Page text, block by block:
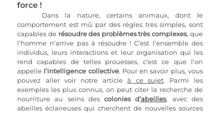
force !
Dans la nature, certains animaux, dont le
comportement est mû par des règles très simples, sont
capables de résoudre des problèmes très complexes, que
l’homme n’arrive pas à résoudre ! C’est l’ensemble des
individus, leurs interactions et leur organisation qui les
rend capables de telles prouesses, c’est ce que l’on
appelle l’intelligence collective. Pour en savoir plus, vous
pouvez aller voir notre article à ce sujet. Parmi les
exemples les plus connus, on peut citer la recherche de
nourriture au seins des colonies d’abeilles, avec des
abeilles éclaireuses qui cherchent de nouvelles sources